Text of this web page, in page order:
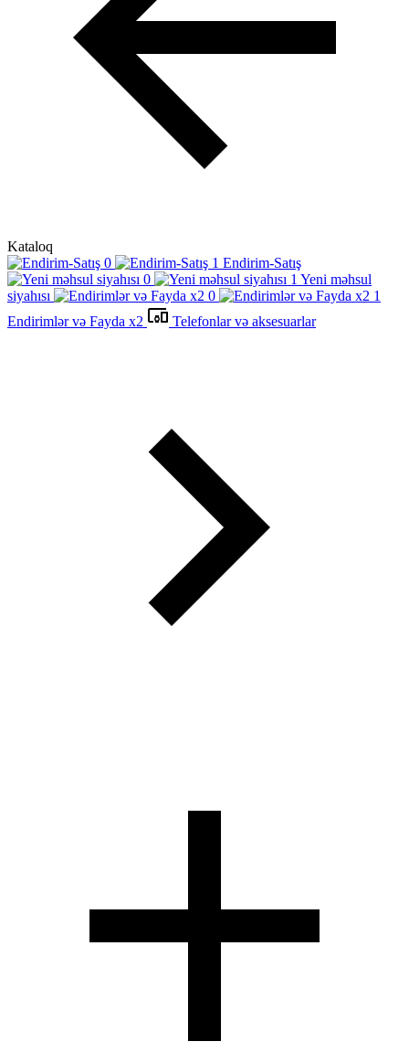
Kataloq
Endirim-Satış
Yeni məhsul
siyahısı
Endirimlər və Fayda x2
Telefonlar və aksesuarlar